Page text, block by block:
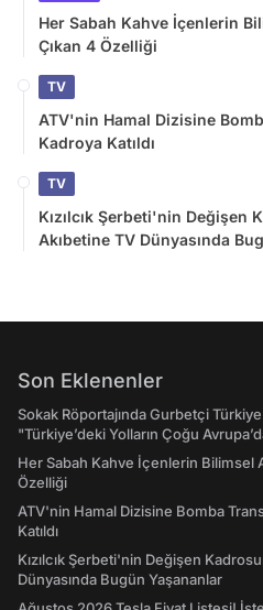
Her Sabah Kahve İçenlerin
Çıkan 4 Özelliği
TV
ATV'nin Hamal Dizisine
Kadroya Katıldı
TV
Kızılcık Şerbeti'nin Değişen
Akıbetine TV Dünyasında
Son Eklenenler
Sokak Röportajında Gurbetçi Türkiye
"Türkiye’deki Yolların Çoğu
Her Sabah Kahve İçenlerin Bilimsel
Özelliği
ATV'nin Hamal Dizisine Bomba
Katıldı
Kızılcık Şerbeti'nin Değişen
Dünyasında Bugün Yaşananlar